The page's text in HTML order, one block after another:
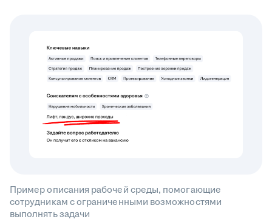
Пример описания рабочей среды, помогающие
сотрудникам с ограниченными возможностями
выполнять задачи